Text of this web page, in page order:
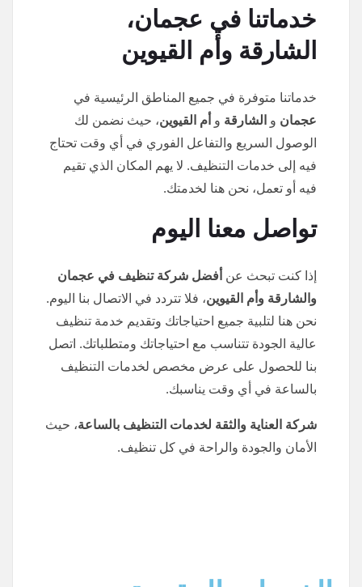
خدماتنا في عجمان،
الشارقة وأم القيوين
خدماتنا متوفرة في جميع المناطق الرئيسية في
عجمان و الشارقة وأم القيوين، حيث نضمن لك
الوصول السريع والتفاعل الفوري في أي وقت تحتاج
فيه إلى خدمات التنظيف. لا يهم المكان الذي تقيم
فيه أو تعمل، نحن هنا لخدمتك.
تواصل معنا اليوم
إذا كنت تبحث عنأفضل شركة تنظيف في عجمان
والشارقة وأم القيوين، فلا تتردد في الاتصال بنا اليوم.
نحن هنا لتلبية جميع احتياجاتك وتقديم خدمة تنظيف
عالية الجودة تتناسب مع احتياجاتك ومتطلباتك. اتصل
بنا للحصول على عرض مخصص لخدمات التنظيف
بالساعة في أي وقت يناسبك.
شركة العناية والثقة لخدمات التنظيف بالساعة، حيث
الأمان والجودة والراحة في كل تنظيف.